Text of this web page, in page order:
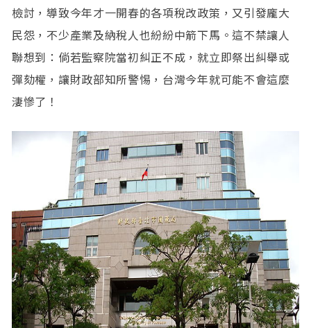
檢討，導致今年才一開春的各項稅改政策，又引發龐大
民怨，不少產業及納稅人也紛紛中箭下馬。這不禁讓人
聯想到：倘若監察院當初糾正不成，就立即祭出糾舉或
彈劾權，讓財政部知所警惕，台灣今年就可能不會這麼
淒慘了！